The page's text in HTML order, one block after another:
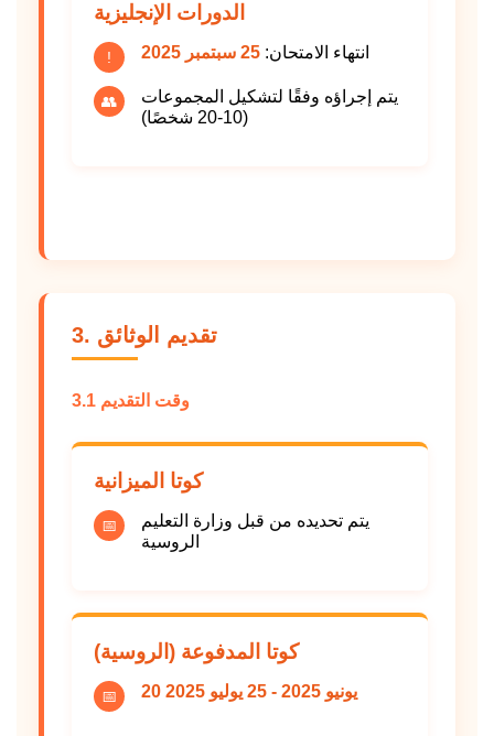
الدورات الإنجليزية
! انتهاء الامتحان: 25 سبتمبر 2025
👥
يتم إجراؤه وفقًا لتشكيل المجموعات
(10-20 شخصًا)
3. تقديم الوثائق
3.1 وقت التقديم
كوتا الميزانية
📅
يتم تحديده من قبل وزارة التعليم
الروسية
كوتا المدفوعة (الروسية)
📅 20 يونيو 2025 - 25 يوليو 2025